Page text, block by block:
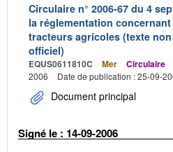
Circulaire n° 2006-67 du 4
la réglementation
tracteurs agricoles (texte
officiel)
EQUS0611810C Mer Circulaire
2006
Date de publication : 25-09-
Document principal
Signé le : 14-09-2006